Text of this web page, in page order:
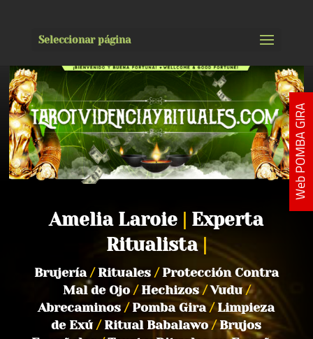
Seleccionar página
Amelia Laroie
Experta
Ritualista
Brujería /Rituales /Protección Contra
Mal de Ojo /Hechizos/Vudu/
Abrecaminos/Pomba Gira/Limpieza
de Exú/Ritual Babalawo/Brujos
Web POMBA GIRA